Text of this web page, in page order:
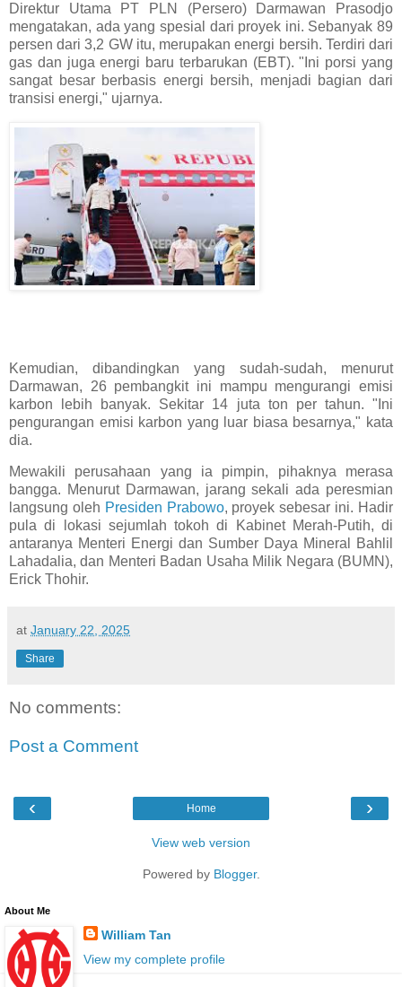
Direktur Utama PT PLN (Persero) Darmawan Prasodjo
mengatakan, ada yang spesial dari proyek ini. Sebanyak 89
persen dari 3,2 GW itu, merupakan energi bersih. Terdiri dari
gas dan juga energi baru terbarukan (EBT). "Ini porsi yang
sangat besar berbasis energi bersih, menjadi bagian dari
transisi energi," ujarnya.
Kemudian, dibandingkan yang sudah-sudah, menurut
Darmawan, 26 pembangkit ini mampu mengurangi emisi
karbon lebih banyak. Sekitar 14 juta ton per tahun. "Ini
pengurangan emisi karbon yang luar biasa besarnya," kata
dia.
Mewakili perusahaan yang ia pimpin, pihaknya merasa
bangga. Menurut Darmawan, jarang sekali ada peresmian
langsung oleh Presiden Prabowo, proyek sebesar ini. Hadir
pula di lokasi sejumlah tokoh di Kabinet Merah-Putih, di
antaranya Menteri Energi dan Sumber Daya Mineral Bahlil
Lahadalia, dan Menteri Badan Usaha Milik Negara (BUMN),
Erick Thohir.
at January 22, 2025
Share
No comments:
Post a Comment
‹ ›
Home
View web version
Powered by Blogger.
About Me
William Tan
View my complete profile